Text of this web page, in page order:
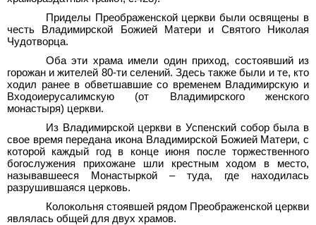
Приделы Преображенской церкви были освящены в
честь Владимирской Божией Матери и Святого Николая
Чудотворца.
Оба эти храма имели один приход, состоявший из
горожан и жителей 80-ти селений. Здесь также были и те, кто
ходил ранее в обветшавшие со временем Владимирскую и
Входоиерусалимскую (от Владимирского женского
монастыря) церкви.
Из Владимирской церкви в Успенский собор была в
свое время передана икона Владимирской Божией Матери, с
которой каждый год в конце июня после торжественного
богослужения прихожане шли крестным ходом в место,
называвшееся Монастыркой – туда, где находилась
разрушившаяся церковь.
Колокольня стоявшей рядом Преображенской церкви
являлась общей для двух храмов.